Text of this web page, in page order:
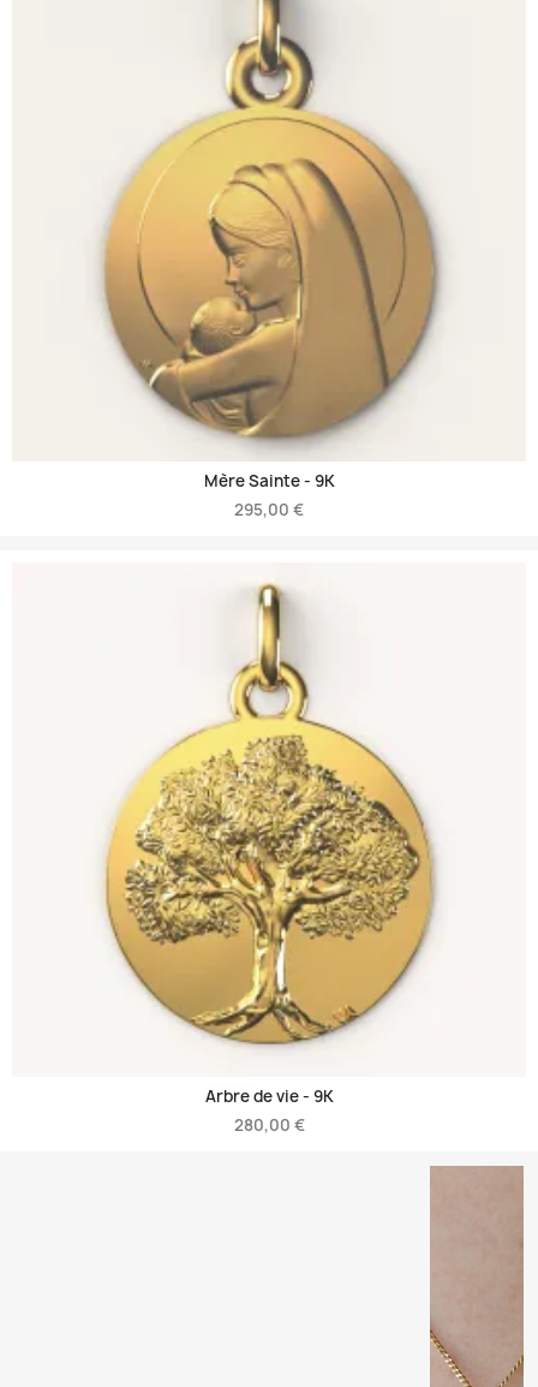
Mère Sainte - 9K
295,00 €
Arbre de vie - 9K
280,00 €